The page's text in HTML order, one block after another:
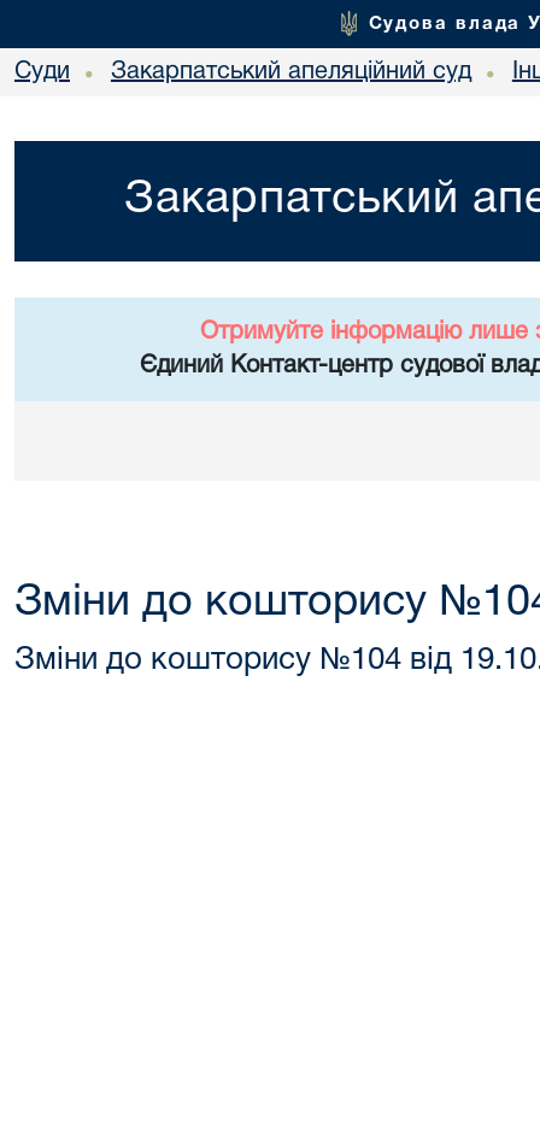
Судова влада
Суди • Закарпатський апеляційний суд •
Закарпатський
Отримуйте інформацію лише
Єдиний Контакт-центр судової
Зміни до кошторису
Зміни до кошторису №104 від